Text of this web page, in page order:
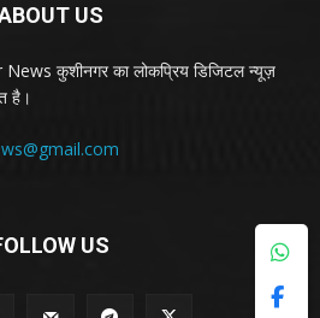
US
कुशीनगर का लोकप्रिय डिजिटल न्यूज़
है।
US